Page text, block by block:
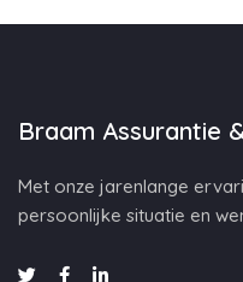
Braam Assurantie
Met onze jarenlange
persoonlijke situatie en